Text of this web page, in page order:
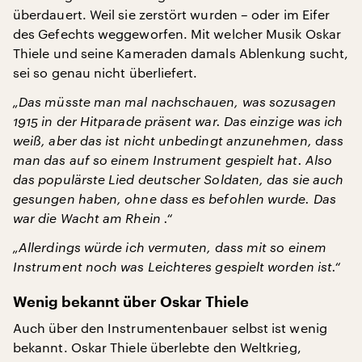
überdauert. Weil sie zerstört wurden – oder im Eifer
des Gefechts weggeworfen. Mit welcher Musik Oskar
Thiele und seine Kameraden damals Ablenkung sucht,
sei so genau nicht überliefert.
„Das müsste man mal nachschauen, was sozusagen
1915 in der Hitparade präsent war. Das einzige was ich
weiß, aber das ist nicht unbedingt anzunehmen, dass
man das auf so einem Instrument gespielt hat. Also
das populärste Lied deutscher Soldaten, das sie auch
gesungen haben, ohne dass es befohlen wurde. Das
war die Wacht am Rhein .“
„Allerdings würde ich vermuten, dass mit so einem
Instrument noch was Leichteres gespielt worden ist.“
Wenig bekannt über Oskar Thiele
Auch über den Instrumentenbauer selbst ist wenig
bekannt. Oskar Thiele überlebte den Weltkrieg,